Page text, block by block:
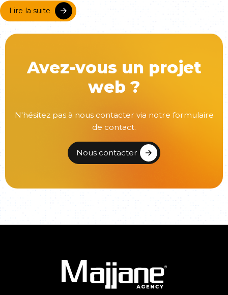
Lire la suite
Avez-vous un projet
web ?
N'hésitez pas à nous contacter via notre formulaire
de contact.
Nous contacter